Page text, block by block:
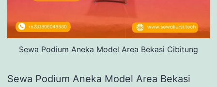
Sewa Podium Aneka Model Area Bekasi Cibitung
Sewa Podium Aneka Model Area Bekasi